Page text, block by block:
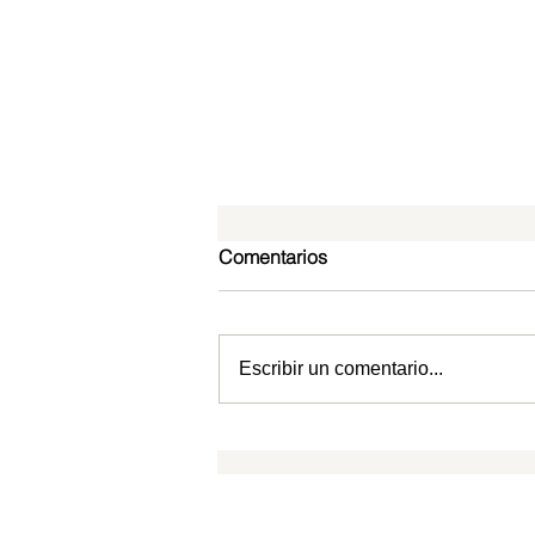
Comentarios
Escribir un comentario...